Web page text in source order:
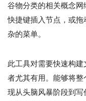
谷物分类的相关概念
快捷键插入节点，或
杂的菜单。
此工具对需要快速构
者尤其有用。能够将
现从头脑风暴阶段到